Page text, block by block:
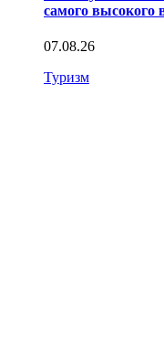
самого высокого
07.08.26
Туризм